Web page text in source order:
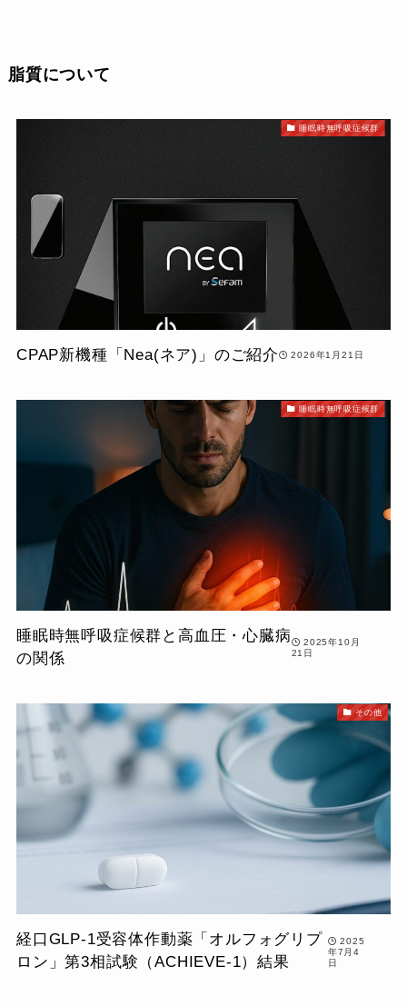
脂質について
睡眠時無呼吸症候群
CPAP新機種「Nea(ネア)」のご紹介 2026年1月21日
睡眠時無呼吸症候群
睡眠時無呼吸症候群と高血圧・心臓病
の関係
2025年10月
21日
その他
経口GLP-1受容体作動薬「オルフォグリプ
ロン」第3相試験（ACHIEVE-1）結果
2025
年7月4
日